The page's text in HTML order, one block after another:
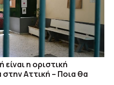
η οριστική
Αττική – Ποια θα